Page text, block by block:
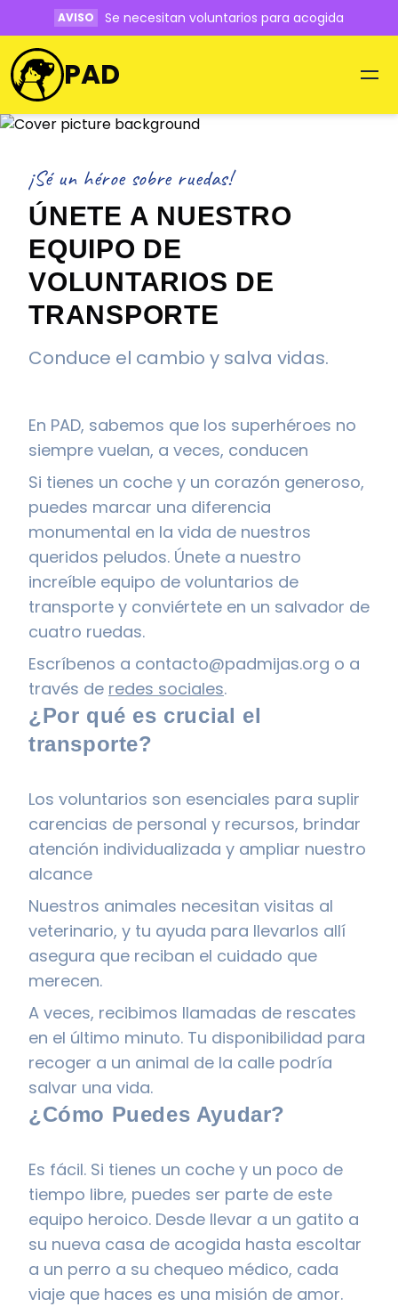
AVISO Se necesitan voluntarios para acogida
PAD
¡Sé un héroe sobre ruedas!
ÚNETE A NUESTRO
EQUIPO DE
VOLUNTARIOS DE
TRANSPORTE
Conduce el cambio y salva vidas.
En PAD, sabemos que los superhéroes no
siempre vuelan, a veces, conducen
Si tienes un coche y un corazón generoso,
puedes marcar una diferencia
monumental en la vida de nuestros
queridos peludos. Únete a nuestro
increíble equipo de voluntarios de
transporte y conviértete en un salvador de
cuatro ruedas.
Escríbenos a contacto@padmijas.org o a
través de redes sociales.
¿Por qué es crucial el
transporte?
Los voluntarios son esenciales para suplir
carencias de personal y recursos, brindar
atención individualizada y ampliar nuestro
alcance
Nuestros animales necesitan visitas al
veterinario, y tu ayuda para llevarlos allí
asegura que reciban el cuidado que
merecen.
A veces, recibimos llamadas de rescates
en el último minuto. Tu disponibilidad para
recoger a un animal de la calle podría
salvar una vida.
¿Cómo Puedes Ayudar?
Es fácil. Si tienes un coche y un poco de
tiempo libre, puedes ser parte de este
equipo heroico. Desde llevar a un gatito a
su nueva casa de acogida hasta escoltar
a un perro a su chequeo médico, cada
viaje que haces es una misión de amor.